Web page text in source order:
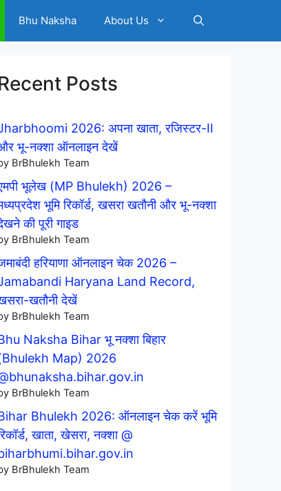
Bhu Naksha About Us
Posts
2026: अपना खाता, रजिस्टर-II
भू-नक्शा ऑनलाइन देखें
BrBhulekh Team
भूलेख (MP Bhulekh) 2026 –
भूमि रिकॉर्ड, खसरा खतौनी और भू-नक्शा
की पूरी गाइड
BrBhulekh Team
हरियाणा ऑनलाइन चेक 2026 –
Haryana Land Record,
खतौनी देखें
BrBhulekh Team
Naksha Bihar भू नक्शा बिहार
Map) 2026
BrBhulekh Team
Bhulekh 2026: ऑनलाइन चेक करें भूमि
खाता, खेसरा, नक्शा @
BrBhulekh Team